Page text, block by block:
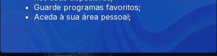
Guarde programas favoritos;
Aceda à sua área pessoal;